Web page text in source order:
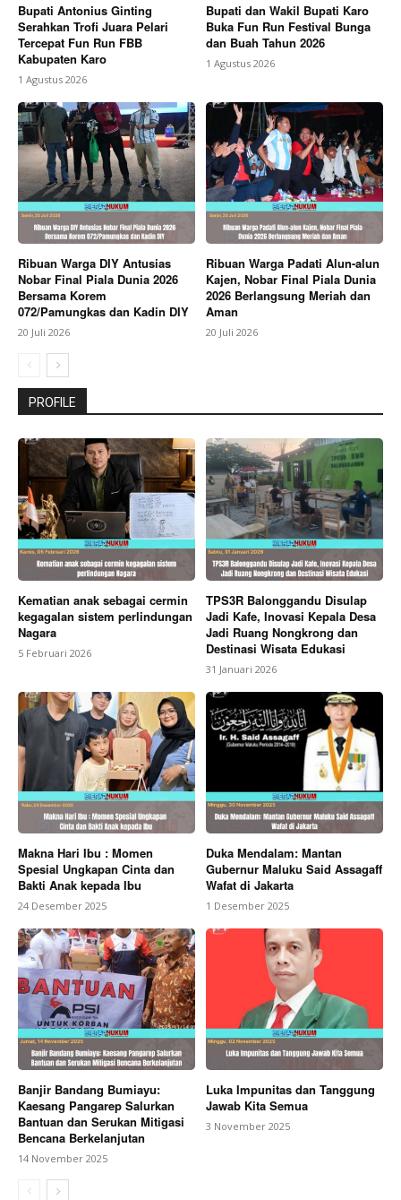
Bupati Antonius Ginting
Serahkan Trofi Juara Pelari
Tercepat Fun Run FBB
Kabupaten Karo
1 Agustus 2026
Bupati dan Wakil Bupati Karo
Buka Fun Run Festival Bunga
dan Buah Tahun 2026
1 Agustus 2026
Ribuan Warga DIY Antusias
Nobar Final Piala Dunia 2026
Bersama Korem
072/Pamungkas dan Kadin DIY
20 Juli 2026
Ribuan Warga Padati Alun-alun
Kajen, Nobar Final Piala Dunia
2026 Berlangsung Meriah dan
Aman
20 Juli 2026
PROFILE
Kematian anak sebagai cermin
kegagalan sistem perlindungan
Nagara
5 Februari 2026
TPS3R Balonggandu Disulap
Jadi Kafe, Inovasi Kepala Desa
Jadi Ruang Nongkrong dan
Destinasi Wisata Edukasi
31 Januari 2026
Makna Hari Ibu : Momen
Spesial Ungkapan Cinta dan
Bakti Anak kepada Ibu
24 Desember 2025
Duka Mendalam: Mantan
Gubernur Maluku Said Assagaff
Wafat di Jakarta
1 Desember 2025
Banjir Bandang Bumiayu:
Kaesang Pangarep Salurkan
Bantuan dan Serukan Mitigasi
Bencana Berkelanjutan
14 November 2025
Luka Impunitas dan Tanggung
Jawab Kita Semua
3 November 2025